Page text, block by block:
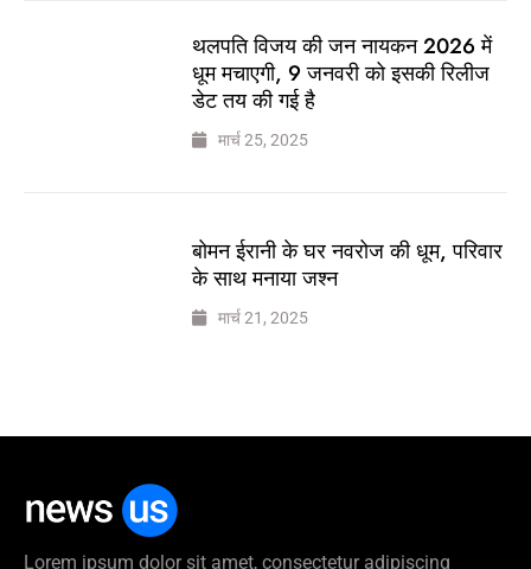
थलपति विजय की जन नायकन 2026 में
धूम मचाएगी, 9 जनवरी को इसकी रिलीज
डेट तय की गई है
मार्च 25, 2025
बोमन ईरानी के घर नवरोज की धूम, परिवार
के साथ मनाया जश्न
मार्च 21, 2025
Lorem ipsum dolor sit amet, consectetur adipiscing